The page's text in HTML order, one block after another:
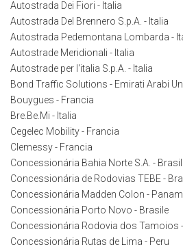
Autostrada Dei Fiori - Italia
Autostrada Del Brennero S.p.A. - Italia
Autostrada Pedemontana Lombarda -
Autostrade Meridionali - Italia
Autostrade per l'italia S.p.A. - Italia
Bond Traffic Solutions - Emirati Arabi
Bouygues - Francia
Bre.Be.Mi - Italia
Cegelec Mobility - Francia
Clemessy - Francia
Concessionária Bahia Norte S.A. -
Concessionária de Rodovias TEBE -
Concessionária Madden Colon -
Concessionária Porto Novo - Brasile
Concessionária Rodovia dos Tamoios
Concessionária Rutas de Lima - Peru